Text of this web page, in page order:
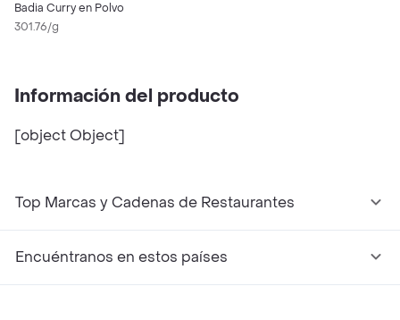
Badia Curry en Polvo
301.76/g
Información del producto
[object Object]
Top Marcas y Cadenas de Restaurantes
Encuéntranos en estos países